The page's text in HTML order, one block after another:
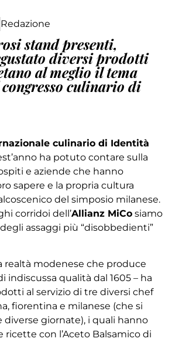
Redazione
stand presenti,
diversi prodotti
al meglio il tema
culinario di
culinario di Identità
ha potuto contare sulla
e aziende che hanno
sapere e la propria cultura
del simposio milanese.
corridoi dell’Allianz MiCo siamo
assaggi più “disobbedienti”
realtà modenese che produce
indiscussa qualità dal 1605 – ha
al servizio di tre diversi chef
fiorentina e milanese (che si
diverse giornate), i quali hanno
ricette con l’Aceto Balsamico di